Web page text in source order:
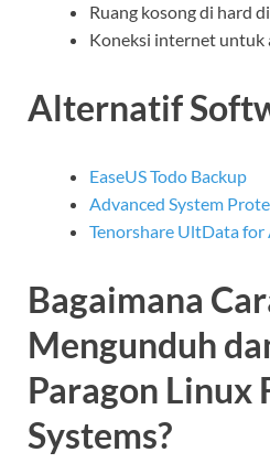
Ruang kosong di hard
Koneksi internet untuk
Alternatif
EaseUS Todo Backup
Advanced System
Tenorshare UltData for
Bagaimana
Mengunduh
Paragon Linux
Systems?